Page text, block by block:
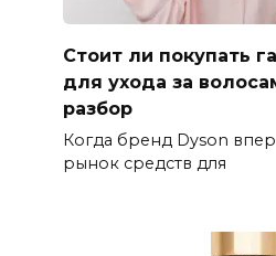
Стоит ли покупать
для ухода за
разбор
Когда бренд Dyson
рынок средств для